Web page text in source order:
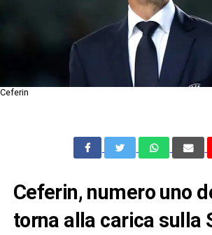
Ceferin
Ceferin, numero uno
torna alla carica sulla